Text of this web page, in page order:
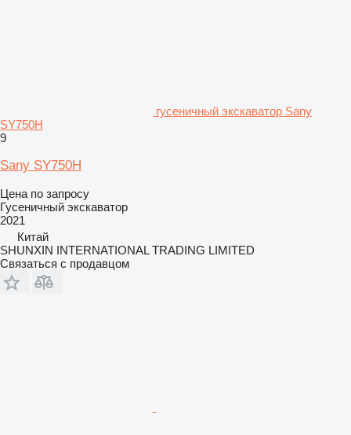
гусеничный экскаватор Sany
SY750H
9
Sany SY750H
Цена по запросу
Гусеничный экскаватор
2021
Китай
SHUNXIN INTERNATIONAL TRADING LIMITED
Связаться с продавцом